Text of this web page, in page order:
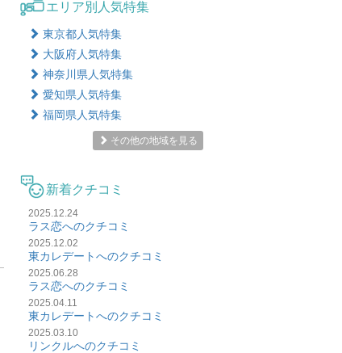
エリア別人気特集
東京都人気特集
大阪府人気特集
神奈川県人気特集
愛知県人気特集
福岡県人気特集
その他の地域を見る
新着クチコミ
2025.12.24
ラス恋へのクチコミ
2025.12.02
東カレデートへのクチコミ
2025.06.28
ラス恋へのクチコミ
2025.04.11
東カレデートへのクチコミ
2025.03.10
リンクルへのクチコミ